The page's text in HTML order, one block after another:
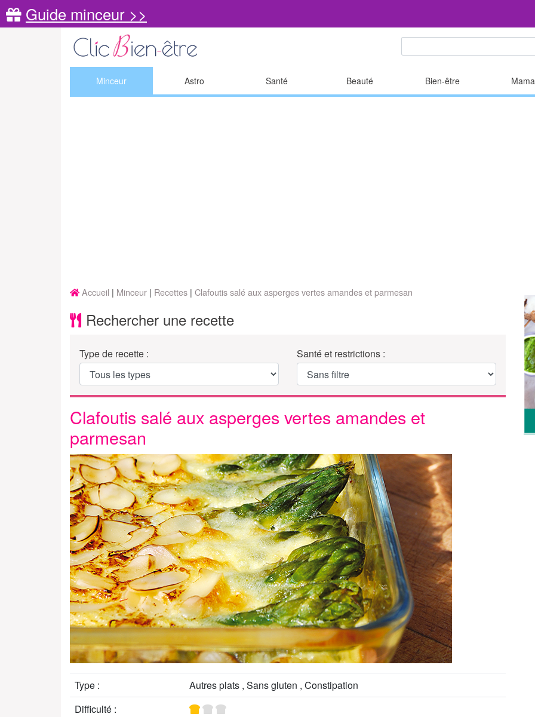
Guide minceur >>
Minceur Astro Santé Beauté Bien-être
Accueil Minceur Recettes Clafoutis salé aux asperges vertes amandes et parmesan
Rechercher une recette
Type de recette : Santé et restrictions :
Clafoutis salé aux asperges vertes amandes et
parmesan
Type :
Autres plats , Sans gluten , Constipation
Difficulté :